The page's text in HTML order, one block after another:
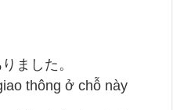
ました。
thông ở chỗ này